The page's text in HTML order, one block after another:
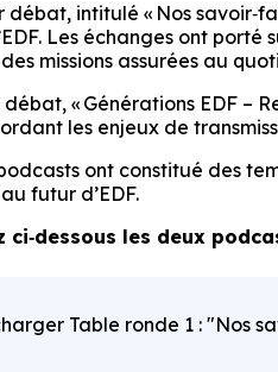
débat, intitulé « Nos
Les échanges ont
missions assurées au
« Générations EDF –
les enjeux de
ont constitué des
futur d’EDF.
ci‑dessous les deux
Table ronde 1 : "Nos